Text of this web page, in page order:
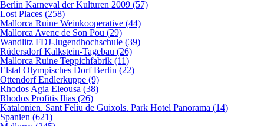
Berlin Karneval der Kulturen 2009 (57)
Lost Places (258)
Mallorca Ruine Weinkooperative (44)
Mallorca Avenc de Son Pou (29)
Wandlitz FDJ-Jugendhochschule (39)
Rüdersdorf Kalkstein-Tagebau (26)
Mallorca Ruine Teppichfabrik (11)
Elstal Olympisches Dorf Berlin (22)
Ottendorf Endlerkuppe (9)
Rhodos Agia Eleousa (38)
Rhodos Profitis Ilias (26)
Katalonien. Sant Feliu de Guixols. Park Hotel Panorama (14)
Spanien (621)